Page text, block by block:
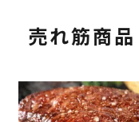
売れ筋商品